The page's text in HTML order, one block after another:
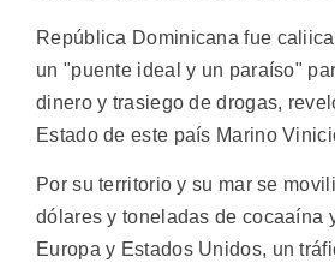
República Dominicana fue
un "puente ideal y un paraíso"
dinero y trasiego de drogas,
Estado de este país Marino
Por su territorio y su mar se
dólares y toneladas de cocaaína
Europa y Estados Unidos, un